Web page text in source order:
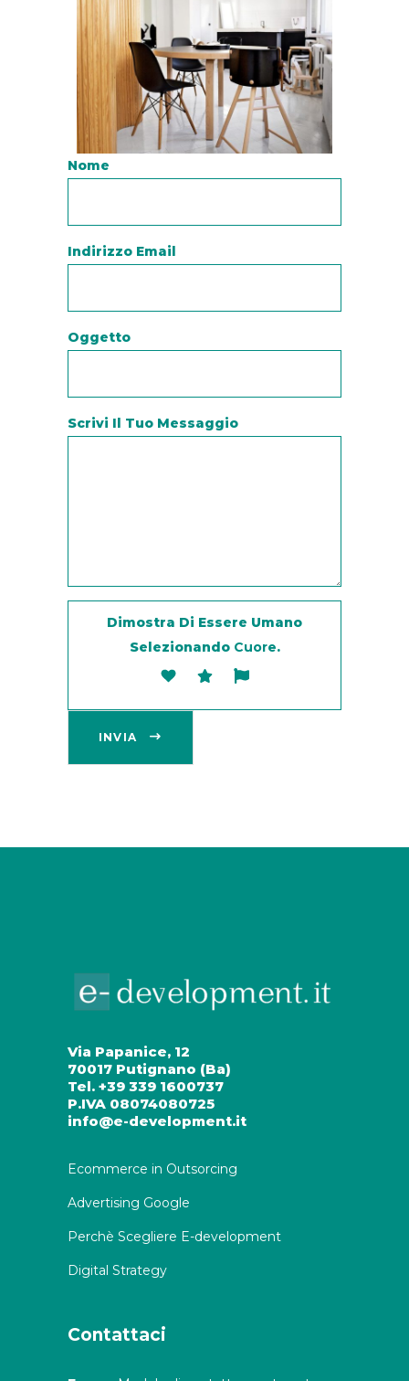
Nome
Indirizzo Email
Oggetto
Scrivi Il Tuo Messaggio
Dimostra Di Essere Umano
SelezionandoCuore.
INVIA
Via Papanice, 12
70017 Putignano (Ba)
Tel. +39 339 1600737
P.IVA 08074080725
info@e-development.it
Ecommerce in Outsorcing
Advertising Google
Perchè Scegliere E-development
Digital Strategy
Contattaci